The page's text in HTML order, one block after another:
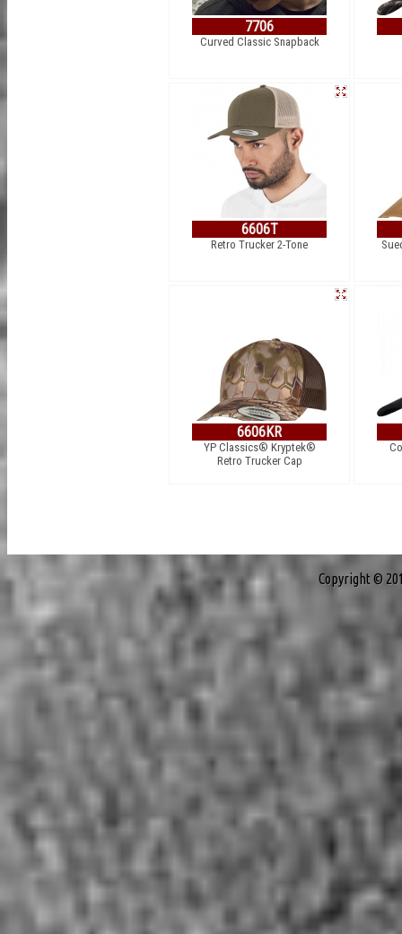
7706
Curved Classic Snapback
6606T
Retro Trucker 2-Tone
6606KR
YP Classics® Kryptek®
Retro Trucker Cap
Copyright ©